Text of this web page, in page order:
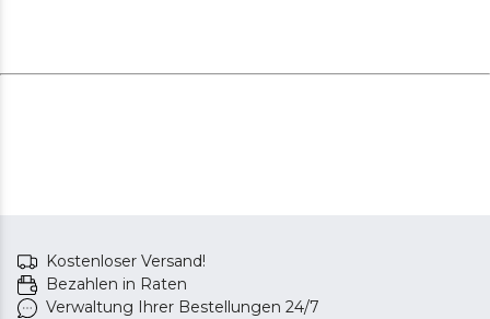
Kostenloser Versand!
Bezahlen in Raten
Verwaltung Ihrer Bestellungen 24/7